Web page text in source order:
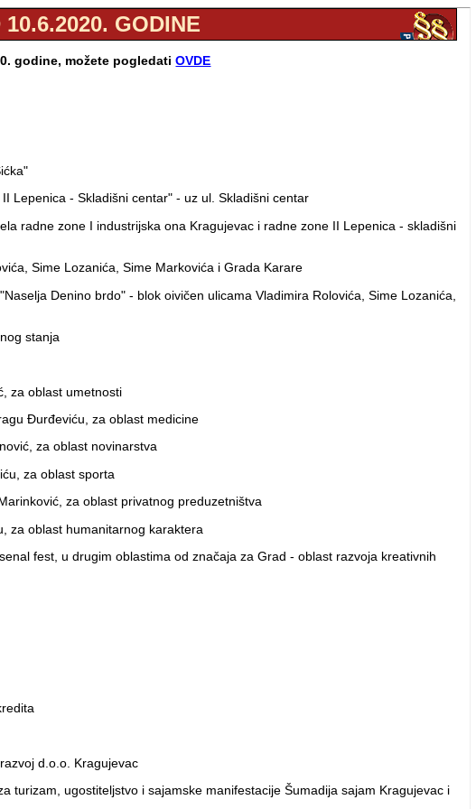
GODINE
godine, možete pogledatiOVDE
Lepenica - Skladišni centar" - uz ul. Skladišni centar
radne zone I industrijska ona Kragujevac i radne zone II Lepenica - skladišni
Sime Lozanića, Sime Markovića i Grada Karare
Denino brdo" - blok oivičen ulicama Vladimira Rolovića, Sime Lozanića,
stanja
za oblast umetnosti
Đurđeviću, za oblast medicine
za oblast novinarstva
za oblast sporta
za oblast privatnog preduzetništva
za oblast humanitarnog karaktera
fest, u drugim oblastima od značaja za Grad - oblast razvoja kreativnih
d.o.o. Kragujevac
turizam, ugostiteljstvo i sajamske manifestacije Šumadija sajam Kragujevac i